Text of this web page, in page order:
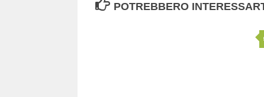
POTREBBERO